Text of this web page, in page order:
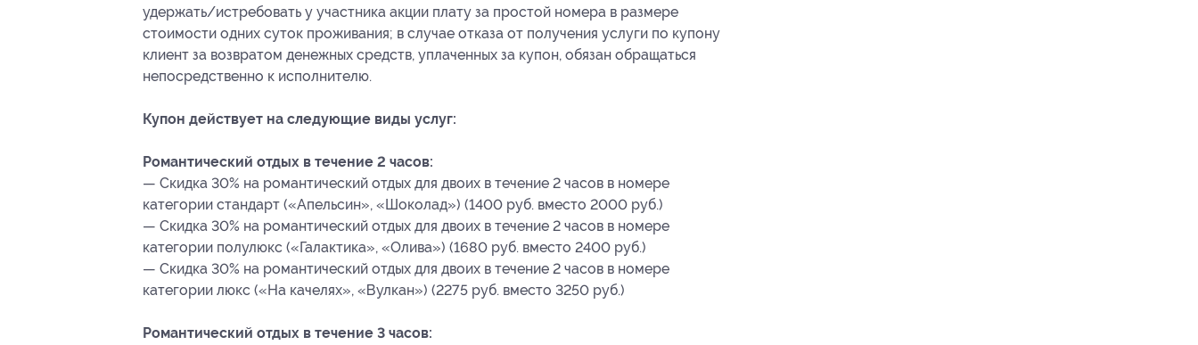
удержать/истребовать у участника акции плату за простой номера в размере
стоимости одних суток проживания; в случае отказа от получения услуги по купону
клиент за возвратом денежных средств, уплаченных за купон, обязан обращаться
непосредственно к исполнителю.
Купон действует на следующие виды услуг:
Романтический отдых в течение 2 часов:
— Скидка 30% на романтический отдых для двоих в течение 2 часов в номере
категории стандарт («Апельсин», «Шоколад») (1400 руб. вместо 2000 руб.)
— Скидка 30% на романтический отдых для двоих в течение 2 часов в номере
категории полулюкс («Галактика», «Олива») (1680 руб. вместо 2400 руб.)
— Скидка 30% на романтический отдых для двоих в течение 2 часов в номере
категории люкс («На качелях», «Вулкан») (2275 руб. вместо 3250 руб.)
Романтический отдых в течение 3 часов: